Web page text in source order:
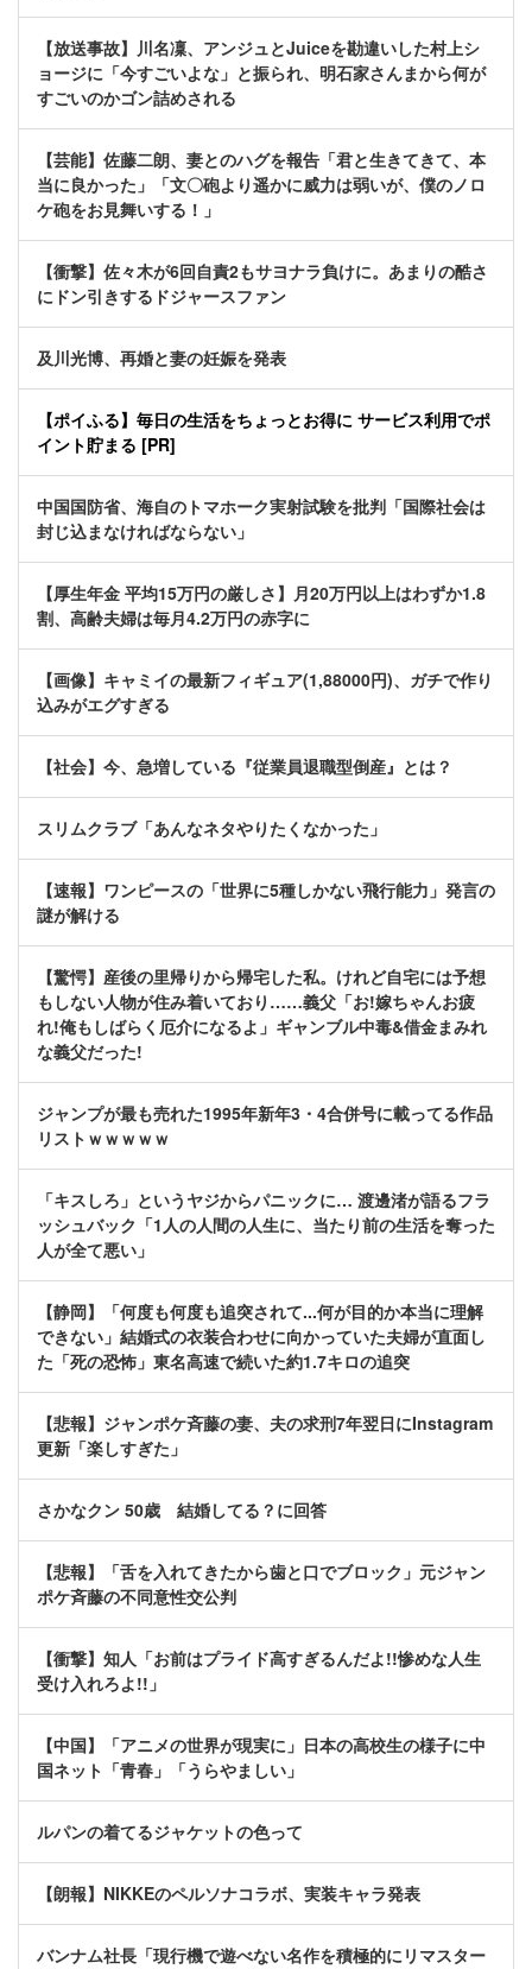
【放送事故】川名凜、アンジュとJuiceを勘違いした村上シ
ョージに「今すごいよな」と振られ、明石家さんまから何が
すごいのかゴン詰めされる
【芸能】佐藤二朗、妻とのハグを報告「君と生きてきて、本
当に良かった」「文〇砲より遥かに威力は弱いが、僕のノロ
ケ砲をお見舞いする！」
【衝撃】佐々木が6回自責2もサヨナラ負けに。あまりの酷さ
にドン引きするドジャースファン
及川光博、再婚と妻の妊娠を発表
【ポイふる】毎日の生活をちょっとお得に サービス利用でポ
イント貯まる [PR]
中国国防省、海自のトマホーク実射試験を批判「国際社会は
封じ込まなければならない」
【厚生年金 平均15万円の厳しさ】月20万円以上はわずか1.8
割、高齢夫婦は毎月4.2万円の赤字に
【画像】キャミイの最新フィギュア(1,88000円)、ガチで作り
込みがエグすぎる
【社会】今、急増している『従業員退職型倒産』とは？
スリムクラブ「あんなネタやりたくなかった」
【速報】ワンピースの「世界に5種しかない飛行能力」発言の
謎が解ける
【驚愕】産後の里帰りから帰宅した私。けれど自宅には予想
もしない人物が住み着いており……義父「お!嫁ちゃんお疲
れ!俺もしばらく厄介になるよ」ギャンブル中毒&借金まみれ
な義父だった!
ジャンプが最も売れた1995年新年3・4合併号に載ってる作品
リストｗｗｗｗｗ
「キスしろ」というヤジからパニックに… 渡邊渚が語るフラ
ッシュバック「1人の人間の人生に、当たり前の生活を奪った
人が全て悪い」
【静岡】「何度も何度も追突されて...何が目的か本当に理解
できない」結婚式の衣装合わせに向かっていた夫婦が直面し
た「死の恐怖」東名高速で続いた約1.7キロの追突
【悲報】ジャンポケ斉藤の妻、夫の求刑7年翌日にInstagram
更新「楽しすぎた」
さかなクン 50歳 結婚してる？に回答
【悲報】「舌を入れてきたから歯と口でブロック」元ジャン
ポケ斉藤の不同意性交公判
【衝撃】知人「お前はプライド高すぎるんだよ!!惨めな人生
受け入れろよ!!」
【中国】「アニメの世界が現実に」日本の高校生の様子に中
国ネット「青春」「うらやましい」
ルパンの着てるジャケットの色って
【朗報】NIKKEのペルソナコラボ、実装キャラ発表
バンナム社長「現行機で遊べない名作を積極的にリマスター